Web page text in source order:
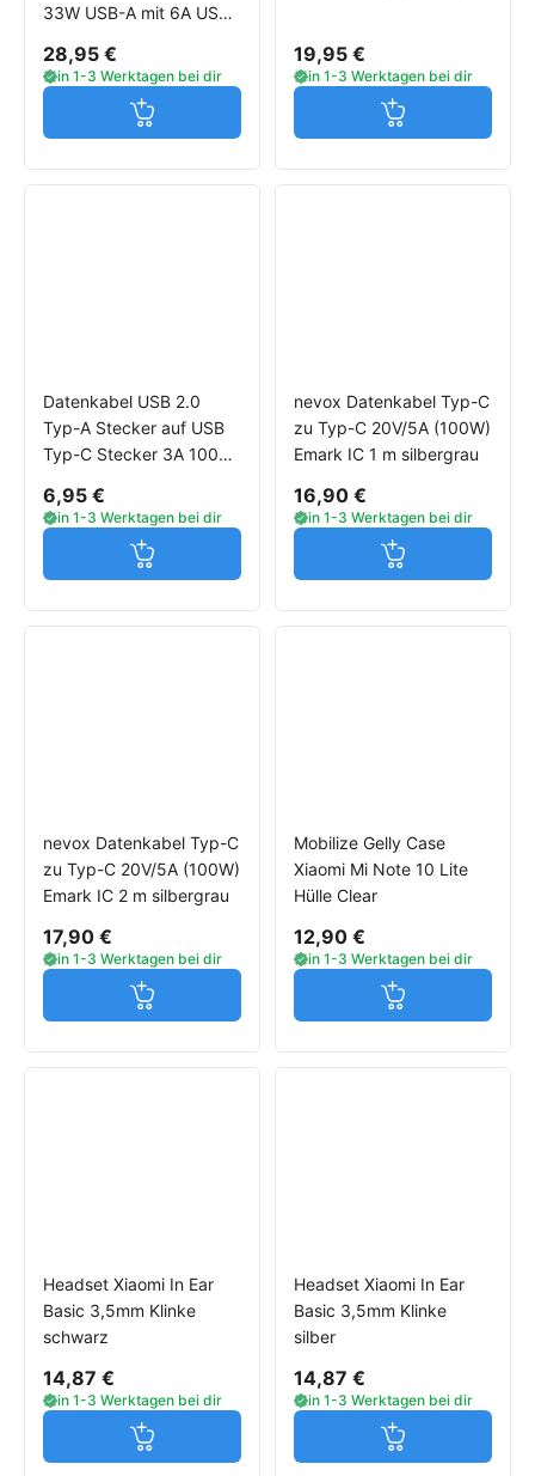
33W USB-A mit 6A USB-
28,95 €
in 1-3 Werktagen bei dir
Jetzt in den Warenkorb
19,95 €
in 1-3 Werktagen bei dir
Jetzt in den
Datenkabel USB 2.0
Typ-A Stecker auf USB
Typ-C Stecker 3A 100
Smartphones
6,95 €
in 1-3 Werktagen bei dir
Jetzt in den Warenkorb
nevox Datenkabel Typ-C
zu Typ-C 20V/5A (100W)
Emark IC 1 m silbergrau
16,90 €
in 1-3 Werktagen bei dir
Jetzt in den
nevox Datenkabel Typ-C
zu Typ-C 20V/5A (100W)
Emark IC 2 m silbergrau
17,90 €
in 1-3 Werktagen bei dir
Jetzt in den Warenkorb
Mobilize Gelly Case
Xiaomi Mi Note 10 Lite
Hülle Clear
12,90 €
in 1-3 Werktagen bei dir
Jetzt in den
Headset Xiaomi In Ear
Basic 3,5mm Klinke
schwarz
14,87 €
in 1-3 Werktagen bei dir
Jetzt in den Warenkorb
Headset Xiaomi In Ear
Basic 3,5mm Klinke
silber
14,87 €
in 1-3 Werktagen bei dir
Jetzt in den